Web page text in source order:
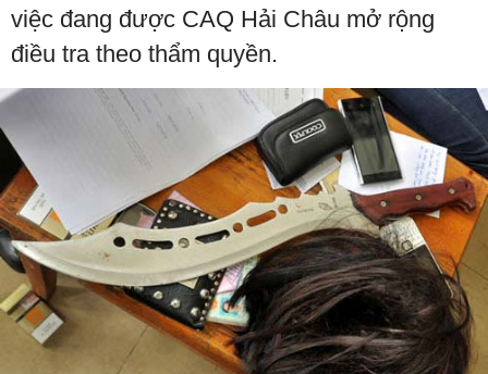
việc đang được CAQ Hải Châu mở rộng
điều tra theo thẩm quyền.